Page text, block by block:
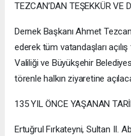
TEZCAN’DAN TEŞEKKÜR VE
Dernek Başkanı Ahmet
ederek tüm vatandaşları
Valiliği ve Büyükşehir
törenle halkın ziyaretine
135 YIL ÖNCE YAŞANAN
Ertuğrul Fırkateyni, Sultan II.